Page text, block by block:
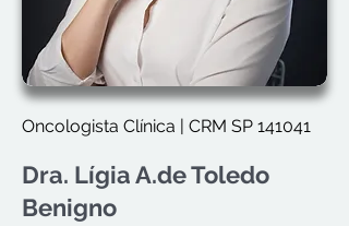
Oncologista Clínica | CRM SP 141041
Dra. Lígia A.de Toledo
Benigno